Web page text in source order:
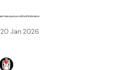
masa punya cerita di Indonesia.
20 Jan 2026